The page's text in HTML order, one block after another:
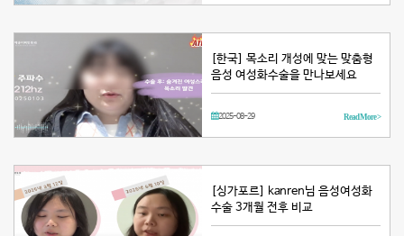
[한국] 목소리 개성에 맞는 맞춤형
음성 여성화수술을 만나보세요
2025-08-29 Read More >
[싱가포르] kanren님 음성여성화
수술 3개월 전후 비교